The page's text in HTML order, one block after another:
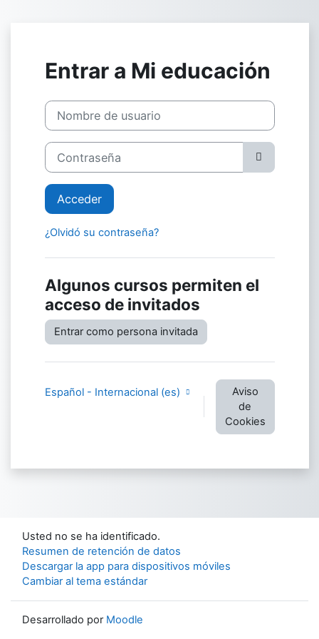
Entrar a Mi educación
Nombre de usuario
Contraseña
Acceder
¿Olvidó su contraseña?
Algunos cursos permiten el
acceso de invitados
Entrar como persona invitada
Español - Internacional ‎(es)‎
Aviso
de
Cookies
Usted no se ha identificado.
Resumen de retención de datos
Descargar la app para dispositivos móviles
Cambiar al tema estándar
Desarrollado por Moodle